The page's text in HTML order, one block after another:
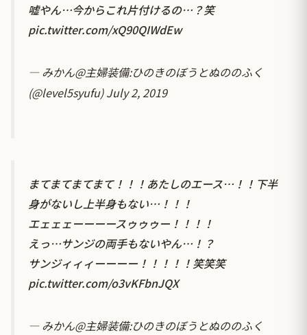
嘘やん…今からこれ片付けるの…？笑
pic.twitter.com/xQ90QIWdEw
— みかん@主婦装備:ひのきのぼうとぬののふく
(@level5syufu)July 2, 2019
まてまてまてまて！！！あたしのエース…！！下半
身がないし上半身もない…！！！
エェェェーーーースゥゥゥー！！！！
えっ…サンジの両手もないやん…！？
サンジィィィーーーー！！！！！笑笑笑
pic.twitter.com/o3vKFbnJQX
— みかん@主婦装備:ひのきのぼうとぬののふく